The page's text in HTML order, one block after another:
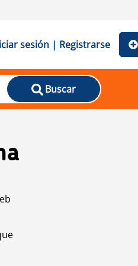
sesión | Registrarse
Buscar